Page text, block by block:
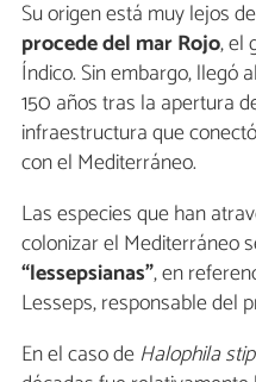
Su origen está muy lejos
procede del mar Rojo, el
Índico. Sin embargo, llegó
150 años tras la apertura
infraestructura que
con el Mediterráneo.
Las especies que han
colonizar el Mediterráneo
“lessepsianas”, en
Lesseps, responsable del
En el caso deHalophila